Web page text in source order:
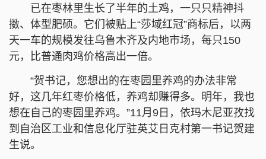
已在枣林里生长了半年的土鸡，一只只精神抖
擞、体型肥硕。它们被贴上“莎域红冠”商标后，以两
天一车的规模发往乌鲁木齐及内地市场，每只150
元，比普通肉鸡价格高出一倍。
“贺书记，您想出的在枣园里养鸡的办法非常
好，这几年红枣价格低，养鸡却赚得多。明年，我也
想在自己的枣园里养鸡。”11月9日，依玛木尼亚孜找
到自治区工业和信息化厅驻英艾日克村第一书记贺建
生说。